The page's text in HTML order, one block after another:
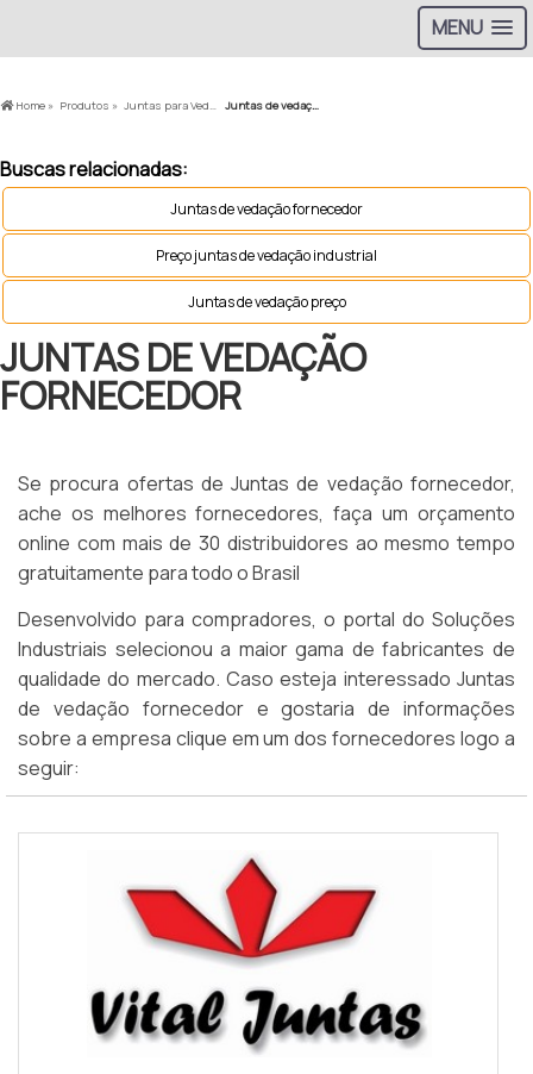
MENU
Home » Produtos » Juntas para Vedação » Juntas de vedação fornecedor
Buscas relacionadas:
Juntas de vedação fornecedor
Preço juntas de vedação industrial
Juntas de vedação preço
JUNTAS DE VEDAÇÃO
FORNECEDOR
Se procura ofertas de Juntas de vedação fornecedor,
ache os melhores fornecedores, faça um orçamento
online com mais de 30 distribuidores ao mesmo tempo
gratuitamente para todo o Brasil
Desenvolvido para compradores, o portal do Soluções
Industriais selecionou a maior gama de fabricantes de
qualidade do mercado. Caso esteja interessado Juntas
de vedação fornecedor e gostaria de informações
sobre a empresa clique em um dos fornecedores logo a
seguir: